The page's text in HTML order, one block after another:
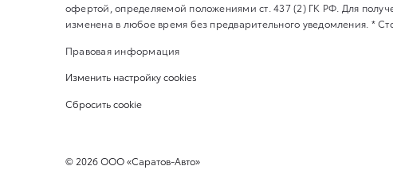
офертой, определяемой положениями ст. 437 (2) ГК РФ. Для
изменена в любое время без предварительного уведомления. *
Правовая информация
Изменить настройку cookies
Сбросить cookie
© 2026ООО «Саратов-Авто»